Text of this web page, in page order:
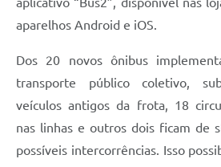
aparelhos Android e iOS.
Dos 20 novos ônibus
transporte público coletivo,
veículos antigos da frota, 18
nas linhas e outros dois ficam de
possíveis intercorrências. Isso